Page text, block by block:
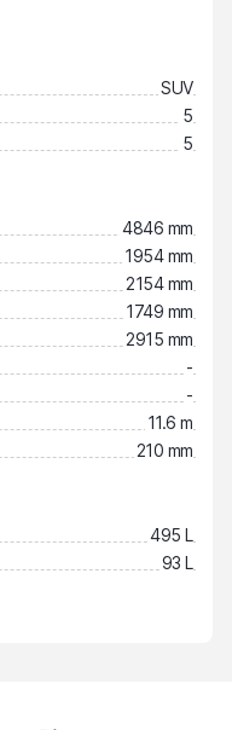
SUV
5
5
4846 mm
1954 mm
2154 mm
1749 mm
2915 mm
-
-
11.6 m
210 mm
495 L
93 L